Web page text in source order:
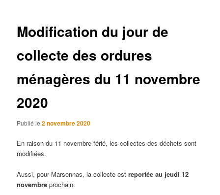
Modification du jour de
collecte des ordures
ménagères du 11 novembre
2020
Publié le2 novembre 2020
En raison du 11 novembre férié, les collectes des déchets sont
modifiées.
Aussi, pour Marsonnas, la collecte estreportée au jeudi 12
novembre prochain.